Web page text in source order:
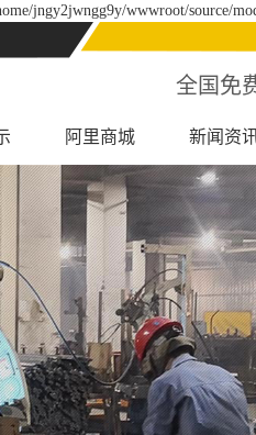
jngy2jwngg9y/wwwroot/source/
全国免
阿里商城 新闻资